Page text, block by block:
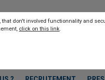
don't involved functionnality and
click on this link.